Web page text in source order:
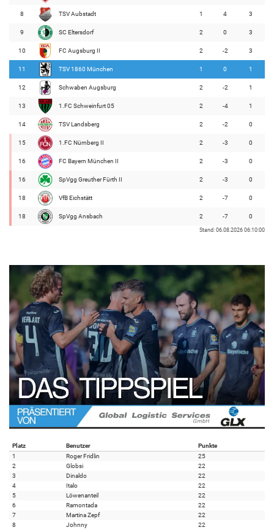
8 TSV Aubstadt 1 4 3
9 SC Eltersdorf 2 0 3
10 FC Augsburg II 2 -2 3
11 TSV 1860 München 1 0 1
12 Schwaben Augsburg 2 -2 1
13 1.FC Schweinfurt 05 2 -4 1
14 TSV Landsberg 2 -2 0
15 1.FC Nürnberg II 2 -3 0
16 FC Bayern München II 2 -3 0
16 SpVgg Greuther Fürth II 2 -3 0
18 VfB Eichstätt 2 -7 0
18 SpVgg Ansbach 2 -7 0
Stand: 06.08.2026 06:10:00
Platz Benutzer
Punkte
1
Roger Fridlin
25
2
Globsi
22
3
Dinaldo
22
4
Italo
22
5
Löwenanteil
22
6
Ramontada
22
7
Martina Zepf
22
8
Johnny
22